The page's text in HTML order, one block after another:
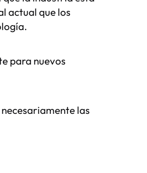
actual que los
para nuevos
las